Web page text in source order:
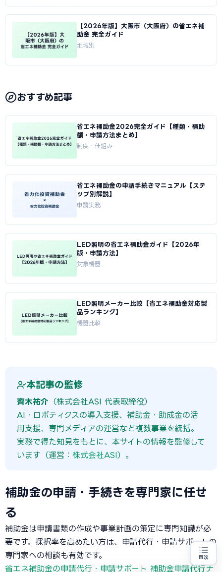
【2026年版】大阪市（大阪府）の省エネ補
助金 完全ガイド
地域別
おすすめ記事
省エネ補助金2026完全ガイド【種類・補助
額・申請方法まとめ】
制度・仕組み
省エネ補助金の申請手続きマニュアル【ステ
ップ別解説】
申請実務
LED照明の省エネ補助金ガイド【2026年
版・申請方法】
対象機器
LED照明メーカー比較【省エネ補助金対応製
品ランキング】
機器比較
本記事の監修
齊木祐介 （株式会社ASI 代表取締役）
AI・ロボティクスの導入支援、補助金・助成金の活
用支援、専門メディアの運営など複数事業を統括。
実務で得た知見をもとに、本サイトの情報を監修して
います（運営： 株式会社ASI）。
補助金の申請・手続きを専門家に任せ
る
補助金は申請書類の作成や事業計画の策定に専門知識が必
要です。採択率を高めたい方は、申請代行・申請サポートの
専門家への相談も有効です。
省エネ補助金の申請代行・申請サポート 補助金申請代行ナ
目次
専門家に無料相談する お近くの専門家を探す